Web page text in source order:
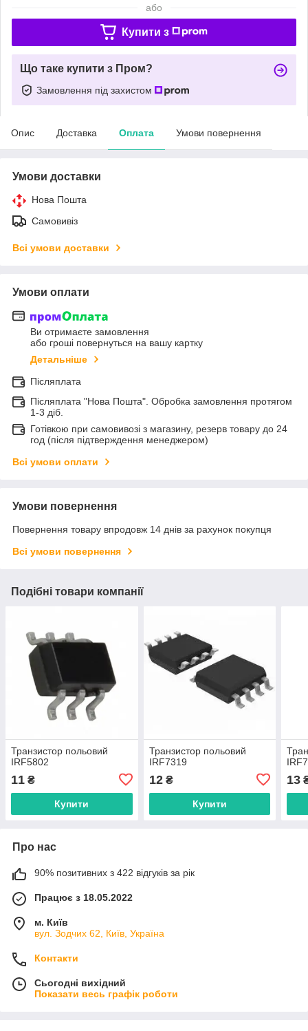
або
Купити з
Що таке купити з Пром?
Замовлення під захистом
Опис Доставка Оплата Умови повернення
Умови доставки
Нова Пошта
Самовивіз
Всі умови доставки
Умови оплати
Ви отримаєте замовлення
або гроші повернуться на вашу картку
Детальніше
Післяплата
Післяплата "Нова Пошта". Обробка замовлення протягом
1-3 діб.
Готівкою при самовивозі з магазину, резерв товару до 24
год (після підтверждення менеджером)
Всі умови оплати
Умови повернення
Повернення товару впродовж 14 днів за рахунок покупця
Всі умови повернення
Подібні товари компанії
Транзистор польовий
IRF5802
11 ₴
Купити
Транзистор польовий
IRF7319
12₴
Купити
13
Про нас
90% позитивних з 422 відгуків за рік
Працює з 18.05.2022
м. Київ
вул. Зодчих 62, Київ, Україна
Контакти
Сьогодні вихідний
Показати весь графік роботи